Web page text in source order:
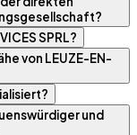
SPRL?
von LEUZE-EN-
und